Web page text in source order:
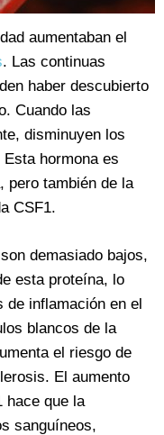
aumentaban el
. Las continuas
haber descubierto
Cuando las
disminuyen los
hormona es
pero también de la
CSF1.
demasiado bajos,
esta proteína, lo
de inflamación en el
blancos de la
el riesgo de
El aumento
hace que la
sanguíneos,